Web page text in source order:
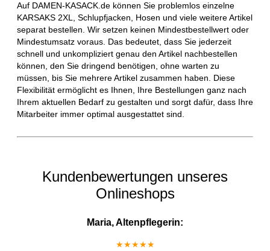
Auf DAMEN-KASACK.de können Sie problemlos einzelne
KARSAKS 2XL, Schlupfjacken, Hosen und viele weitere Artikel
separat bestellen. Wir setzen keinen Mindestbestellwert oder
Mindestumsatz voraus. Das bedeutet, dass Sie jederzeit
schnell und unkompliziert genau den Artikel nachbestellen
können, den Sie dringend benötigen, ohne warten zu
müssen, bis Sie mehrere Artikel zusammen haben. Diese
Flexibilität ermöglicht es Ihnen, Ihre Bestellungen ganz nach
Ihrem aktuellen Bedarf zu gestalten und sorgt dafür, dass Ihre
Mitarbeiter immer optimal ausgestattet sind.
Kundenbewertungen unseres
Onlineshops
Maria, Altenpflegerin:
★★★★★